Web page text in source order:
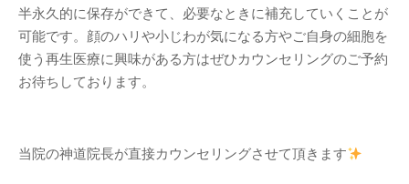
半永久的に保存ができて、必要なときに補充していくことが
可能です。顔のハリや小じわが気になる方やご自身の細胞を
使う再生医療に興味がある方はぜひカウンセリングのご予約
お待ちしております。
当院の神道院長が直接カウンセリングさせて頂きます